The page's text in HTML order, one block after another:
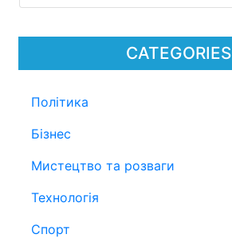
CATEGORIES
Політика
Бізнес
Мистецтво та розваги
Технологія
Спорт